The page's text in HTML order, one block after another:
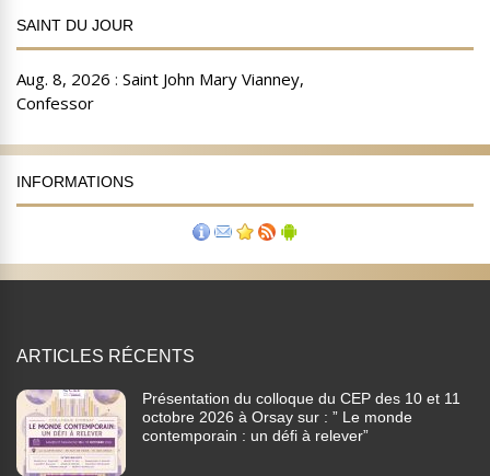
SAINT DU JOUR
INFORMATIONS
ARTICLES RÉCENTS
Présentation du colloque du CEP des 10 et 11
octobre 2026 à Orsay sur : ” Le monde
contemporain : un défi à relever”